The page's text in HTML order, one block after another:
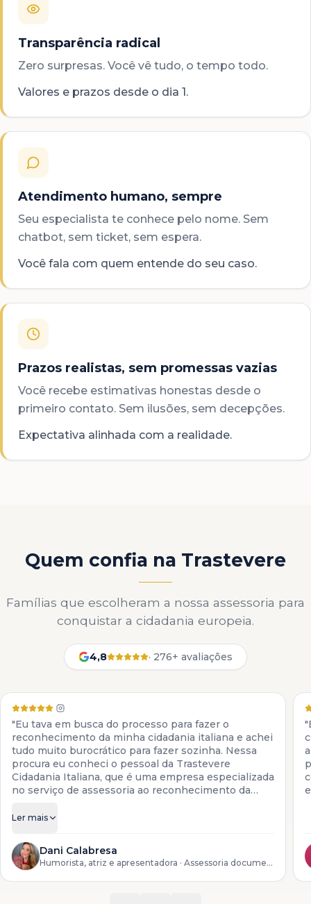
Transparência radical
Zero surpresas. Você vê tudo, o tempo todo.
Valores e prazos desde o dia 1.
Atendimento humano, sempre
Seu especialista te conhece pelo nome. Sem
chatbot, sem ticket, sem espera.
Você fala com quem entende do seu caso.
Prazos realistas, sem promessas vazias
Você recebe estimativas honestas desde o
primeiro contato. Sem ilusões, sem decepções.
Expectativa alinhada com a realidade.
Quem confia na Trastevere
Famílias que escolheram a nossa assessoria para
conquistar a cidadania europeia.
4,8 · 276+ avaliações
"Eu tava em busca do processo para fazer o
reconhecimento da minha cidadania italiana e achei
tudo muito burocrático para fazer sozinha. Nessa
procura eu conheci o pessoal da Trastevere
Cidadania Italiana, que é uma empresa especializada
no serviço de assessoria ao reconhecimento da
os serviços para descendentes de italianos, desde a
do processo lá na Itália."
Ler mais
Dani Calabresa
Humorista, atriz e apresentadora · Assessoria documental